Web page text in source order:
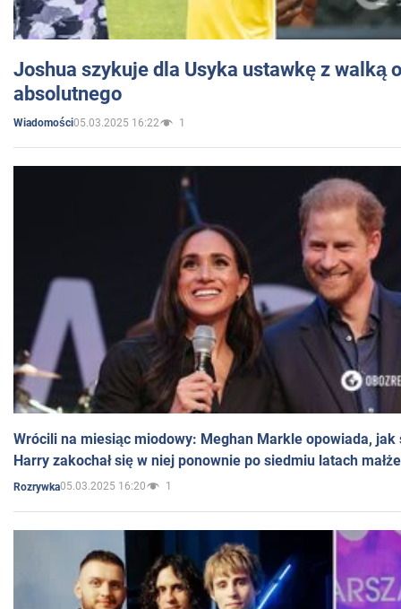
Joshua szykuje dla Usyka ustawkę z walką
absolutnego
Wiadomości05.03.2025 16:22 1
Wrócili na miesiąc miodowy: Meghan Markle opowiada, jak
Harry zakochał się w niej ponownie po siedmiu latach
Rozrywka05.03.2025 16:20 1